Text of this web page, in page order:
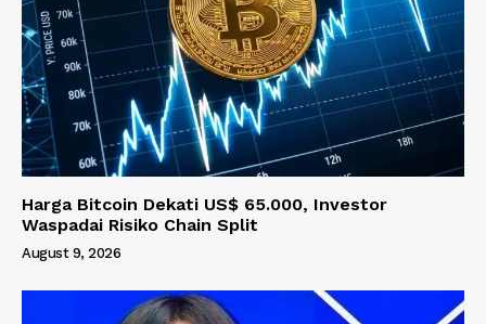
Harga Bitcoin Dekati US$ 65.000, Investor
Waspadai Risiko Chain Split
August 9, 2026